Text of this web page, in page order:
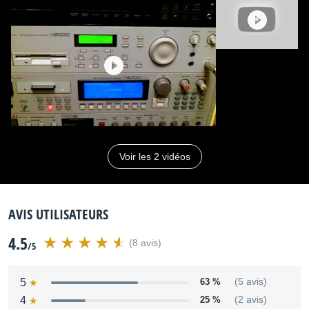
Voir les 2 vidéos
AVIS UTILISATEURS
4.5/5 (8 avis)
5 63 % (5 avis)
4 25 % (2 avis)